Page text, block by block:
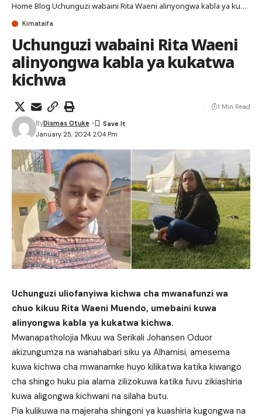
Home Blog Uchunguzi wabaini Rita Waeni alinyongwa kabla ya kukatwa kichwa
Kimataifa
Uchunguzi wabaini Rita Waeni
alinyongwa kabla ya kukatwa
kichwa
January 25, 2024 2:04 Pm
ByDismas Otuke
1 Min Read
Uchunguzi uliofanyiwa kichwa cha mwanafunzi wa
chuo kikuu Rita Waeni Muendo, umebaini kuwa
alinyongwa kabla ya kukatwa kichwa.
Mwanapatholojia Mkuu wa Serikali Johansen Oduor
akizungumza na wanahabari siku ya Alhamisi, amesema
kuwa kichwa cha mwanamke huyo kilikatwa katika kiwango
cha shingo huku pia alama zilizokuwa katika fuvu zikiashiria
kuwa aligongwa kichwani na silaha butu.
Pia kulikuwa na majeraha shingoni ya kuashiria kugongwa na